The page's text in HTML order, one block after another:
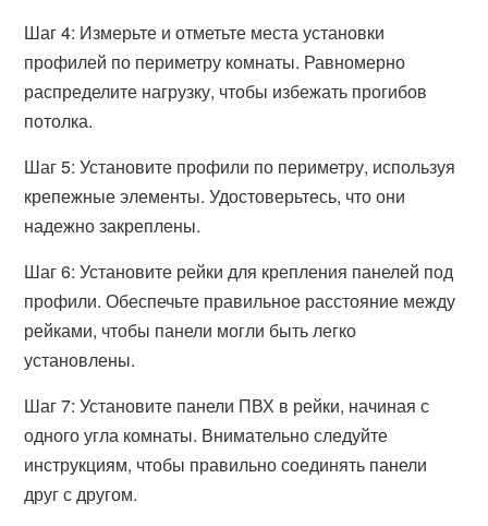
Шаг 4: Измерьте и отметьте места установки
профилей по периметру комнаты. Равномерно
распределите нагрузку, чтобы избежать прогибов
потолка.
Шаг 5: Установите профили по периметру, используя
крепежные элементы. Удостоверьтесь, что они
надежно закреплены.
Шаг 6: Установите рейки для крепления панелей под
профили. Обеспечьте правильное расстояние между
рейками, чтобы панели могли быть легко
установлены.
Шаг 7: Установите панели ПВХ в рейки, начиная с
одного угла комнаты. Внимательно следуйте
инструкциям, чтобы правильно соединять панели
друг с другом.